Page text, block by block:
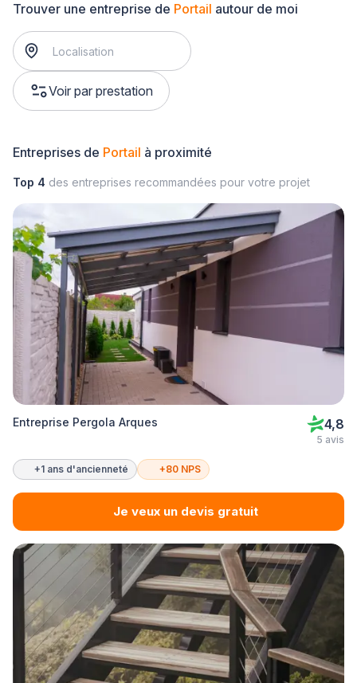
Trouver une entreprise de Portail autour de moi
Voir par prestation
Entreprises de Portail à proximité
Top 4 des entreprises recommandées pour votre projet
Entreprise Pergola Arques 4,8
5 avis
+1 ans d'ancienneté +80 NPS
Je veux un devis gratuit